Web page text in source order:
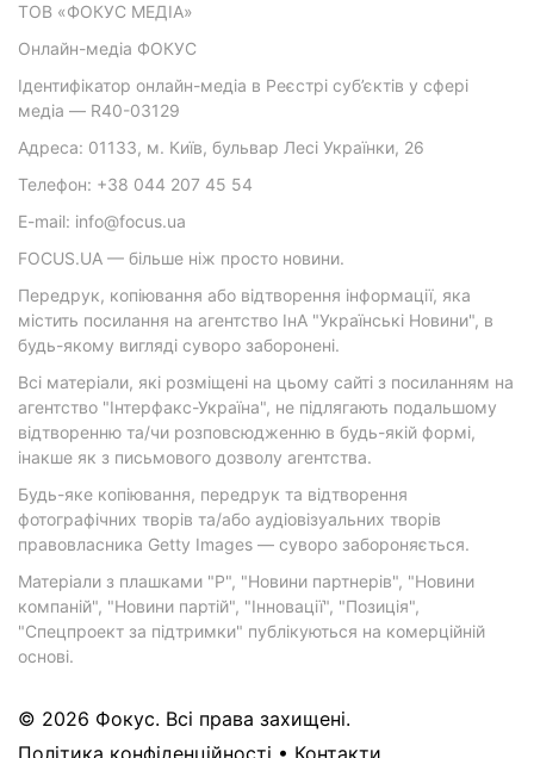
ТОВ «ФОКУС МЕДІА»
Онлайн-медіа ФОКУС
Ідентифікатор онлайн-медіа в Реєстрі суб’єктів у сфері
медіа — R40-03129
Адреса: 01133, м. Київ, бульвар Лесі Українки, 26
Телефон: +38 044 207 45 54
E-mail: info@focus.ua
FOCUS.UA — більше ніж просто новини.
Передрук, копіювання або відтворення інформації, яка
містить посилання на агентство ІнА "Українські Новини", в
будь-якому вигляді суворо заборонені.
Всі матеріали, які розміщені на цьому сайті з посиланням на
агентство "Інтерфакс-Україна", не підлягають подальшому
відтворенню та/чи розповсюдженню в будь-якій формі,
інакше як з письмового дозволу агентства.
Будь-яке копіювання, передрук та відтворення
фотографічних творів та/або аудіовізуальних творів
правовласника Getty Images — суворо забороняється.
Матеріали з плашками "Р", "Новини партнерів", "Новини
компаній", "Новини партій", "Інновації", "Позиція",
"Спецпроект за підтримки" публікуються на комерційній
основі.
© 2026 Фокус. Всі права захищені.
Політика конфіденційності • Контакти